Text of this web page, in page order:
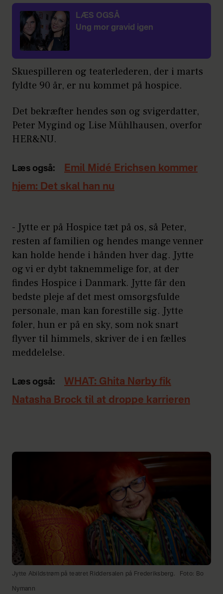
LÆS OGSÅ
Ung mor gravid igen
Skuespilleren og teaterlederen, der i marts
fyldte 90 år, er nu kommet på hospice.
Det bekræfter hendes søn og svigerdatter,
Peter Mygind og Lise Mühlhausen, overfor
HER&NU.
Læs også:
Emil Midé Erichsen kommer
hjem: Det skal han nu
- Jytte er på Hospice tæt på os, så Peter,
resten af familien og hendes mange venner
kan holde hende i hånden hver dag. Jytte
og vi er dybt taknemmelige for, at der
findes Hospice i Danmark. Jytte får den
bedste pleje af det mest omsorgsfulde
personale, man kan forestille sig. Jytte
føler, hun er på en sky, som nok snart
flyver til himmels, skriver de i en fælles
meddelelse.
Læs også:
WHAT: Ghita Nørby fik
Natasha Brock til at droppe karrieren
Jytte Abildstrøm på teatret Riddersalen på Frederiksberg. Foto: Bo
Nymann